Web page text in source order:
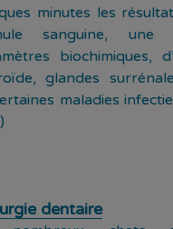
minutes les
sanguine, une
biochimiques,
glandes
maladies
dentaire